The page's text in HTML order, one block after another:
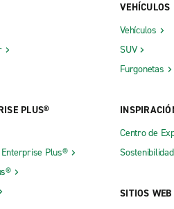
PLUS®
Plus®
VEHÍCULOS
Vehículos
SUV
Furgonetas
Centro de
Sostenibilidad
SITIOS